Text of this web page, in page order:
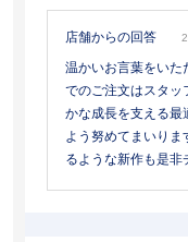
店舗からの回答
温かいお言葉をいた
でのご注文はスタッ
かな成長を支える最
よう努めてまいりま
るような新作も是非